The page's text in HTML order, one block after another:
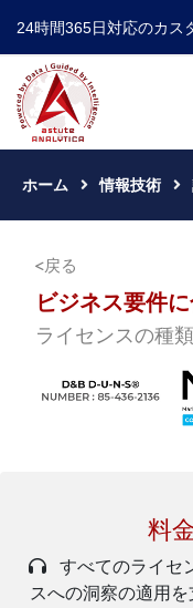
24時間365日対応のカス
ホーム 情報技術
戻る
ビジネス要件
ライセンスの種
料
すべてのライセ
スへの洞察の適用